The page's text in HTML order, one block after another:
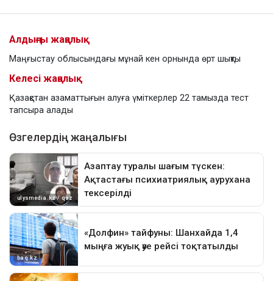
Алдыңғы жаңалық
Маңғыстау облысындағы мұнай кен орнында өрт шықты
Келесі жаңалық
Қазақстан азаматтығын алуға үміткерлер 22 тамызда тест
тапсыра алады